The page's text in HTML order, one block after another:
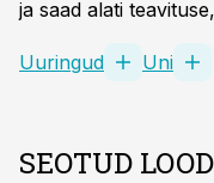
ja saad alati
Uuringud Uni
SEOTUD LOOD